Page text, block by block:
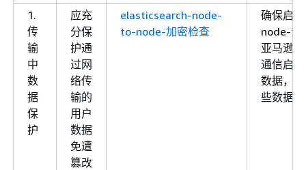
1.
传
输
中
数
据
保
护
应充
分保
护通
过网
络传
输的
用户
数据
免遭
篡改
elasticsearch-node-
to-node-加密检查
确保启
node-
亚马逊
通信启
数据，
些数据。